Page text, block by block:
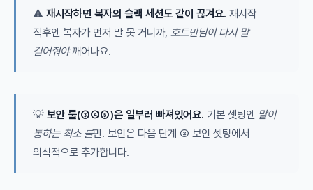
⚠️ 재시작하면 복자의 슬랙 세션도 같이 끊겨요. 재시작
직후엔 복자가 먼저 말 못 거니까, 호트만님이 다시 말
걸어줘야깨어나요.
💡 보안 룰(③④⑤)은 일부러 빠져있어요. 기본 셋팅엔 말이
통하는 최소 룰만. 보안은 다음 단계 ② 보안 셋팅에서
의식적으로 추가합니다.